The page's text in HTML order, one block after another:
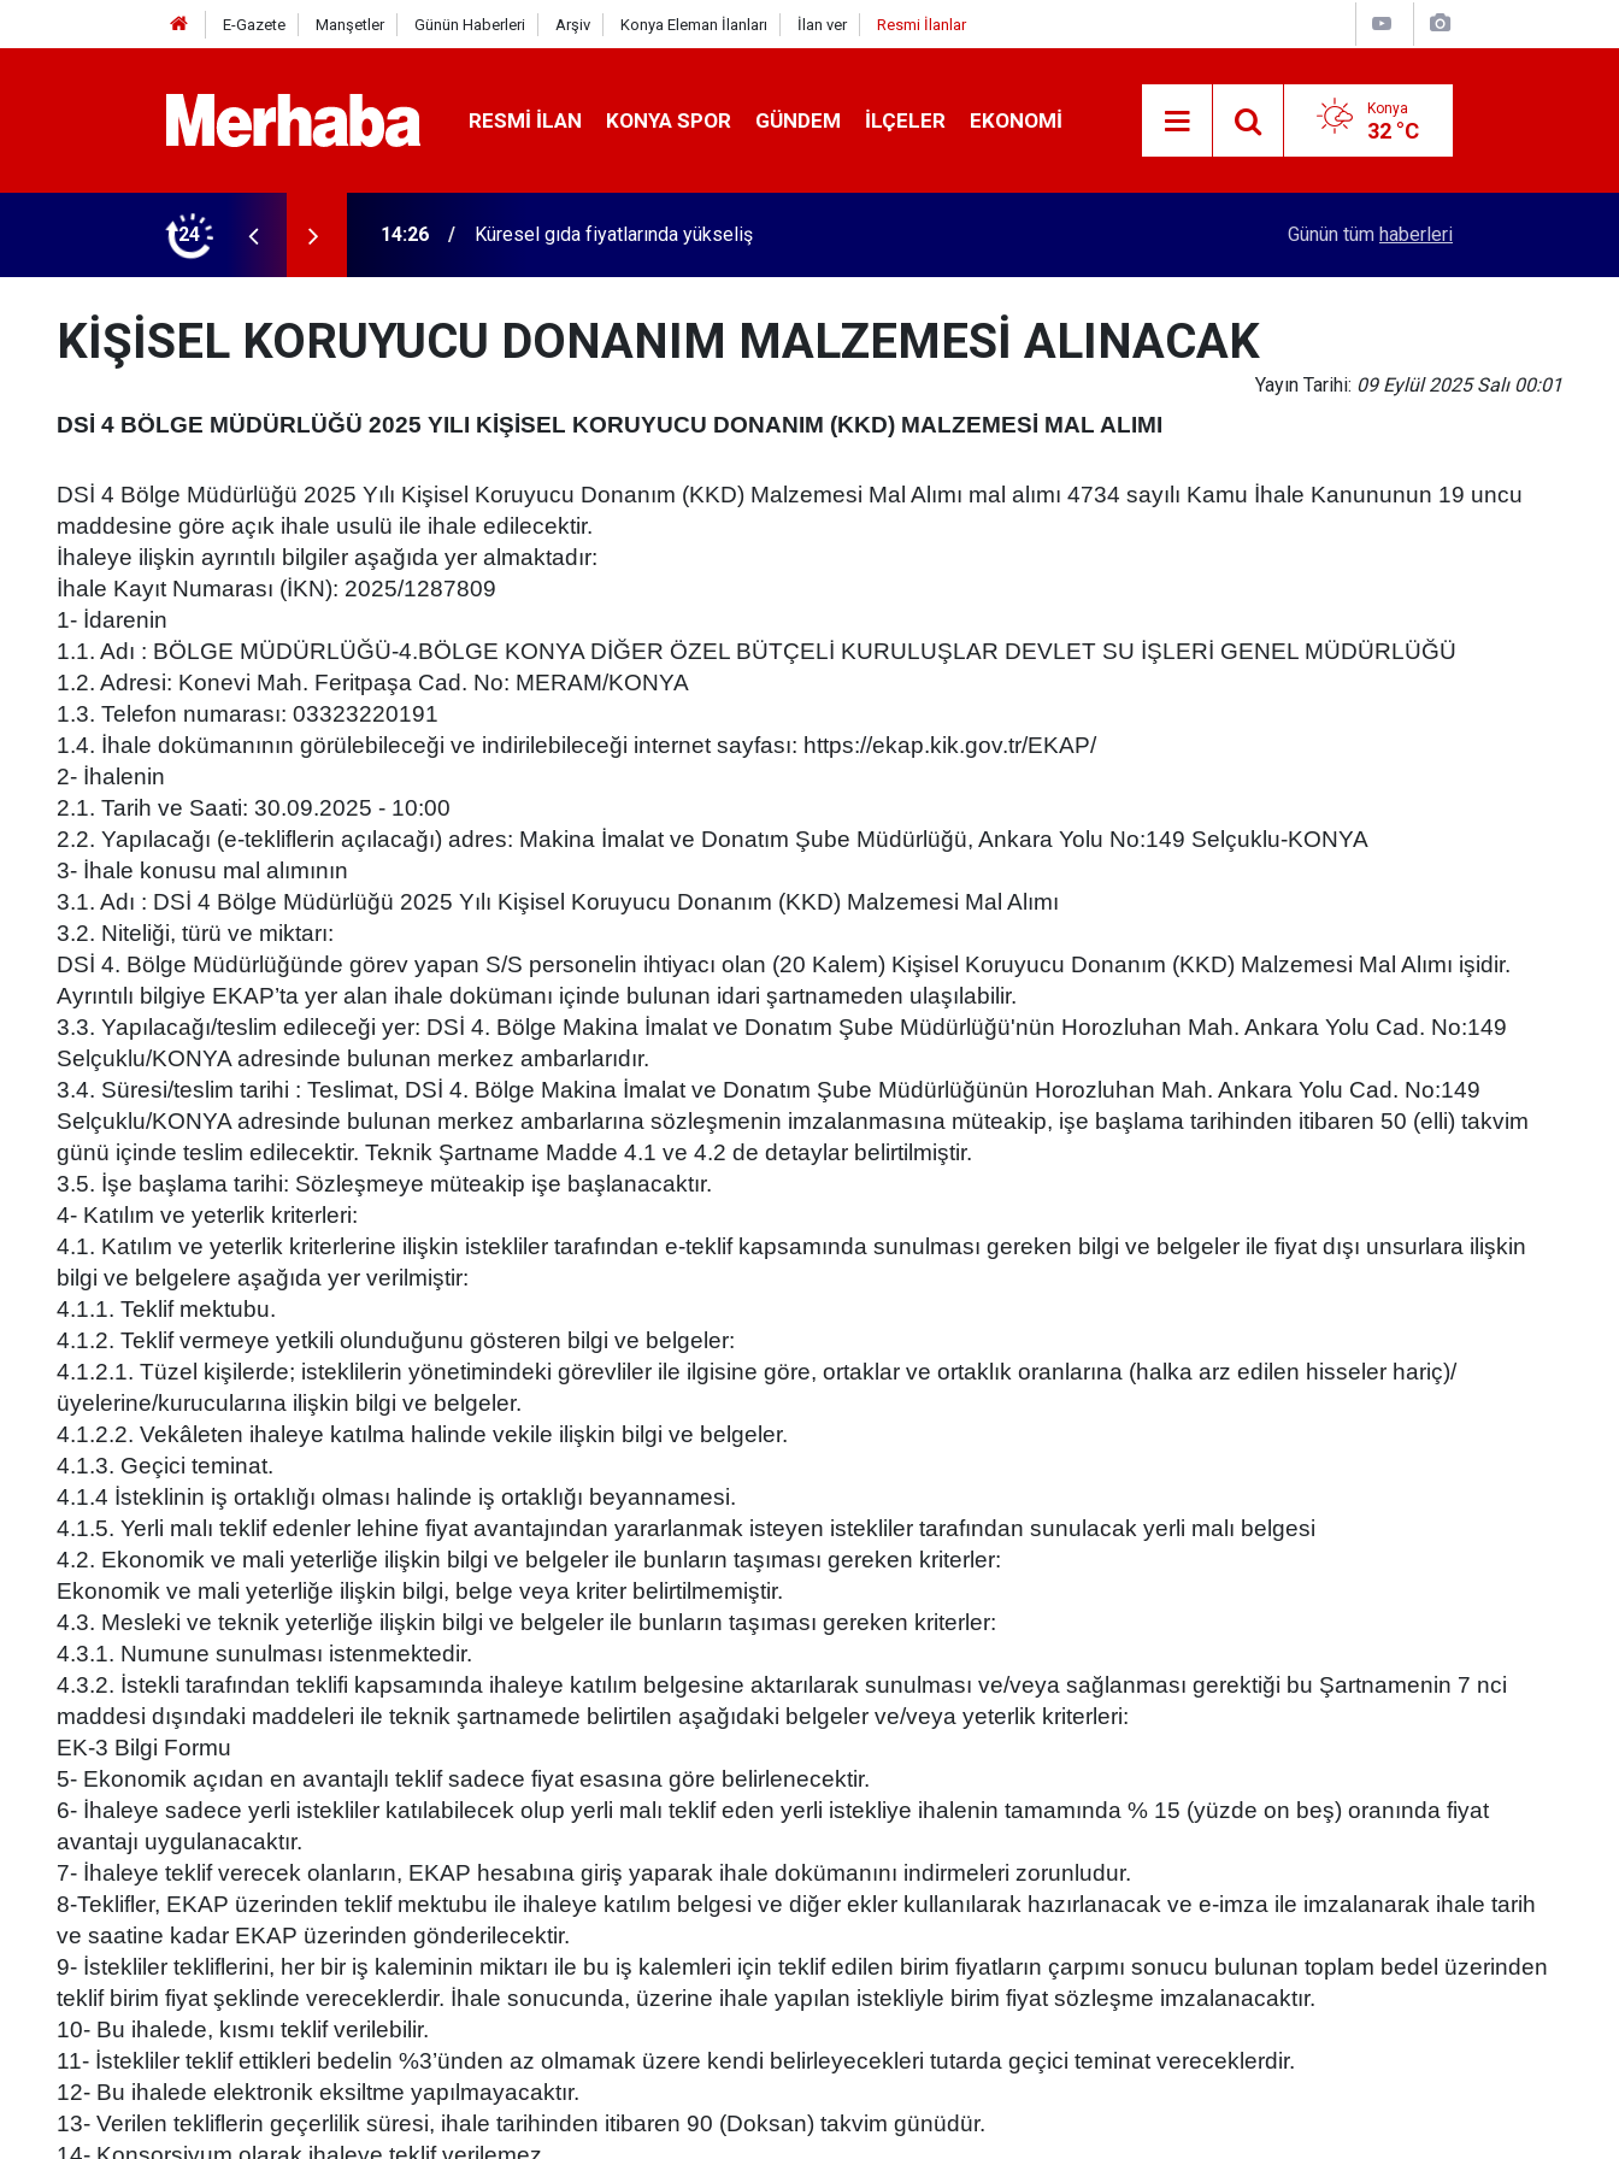
E-Gazete Manşetler Günün Haberleri Arşiv Konya Eleman İlanları İlan ver Resmi İlanlar
RESMI İLAN KONYA SPOR GÜNDEM İLÇELER EKONOMI Konya
32 °C
24 14:26 Küresel gıda fiyatlarında yükseliş Bu nasıl asker eğlencesi? Konya'da 1 kişi
Günün tüm haberleri
KİŞİSEL KORUYUCU DONANIM MALZEMESİ ALINACAK
Yayın Tarihi: 09 Eylül 2025 Salı 00:01
DSİ 4 BÖLGE MÜDÜRLÜĞÜ 2025 YILI KİŞİSEL KORUYUCU DONANIM (KKD) MALZEMESİ MAL ALIMI
DSİ 4 Bölge Müdürlüğü 2025 Yılı Kişisel Koruyucu Donanım (KKD) Malzemesi Mal Alımı mal alımı 4734 sayılı Kamu İhale Kanununun 19 uncu
maddesine göre açık ihale usulü ile ihale edilecektir.
İhaleye ilişkin ayrıntılı bilgiler aşağıda yer almaktadır:
İhale Kayıt Numarası (İKN): 2025/1287809
1- İdarenin
1.1. Adı : BÖLGE MÜDÜRLÜĞÜ-4.BÖLGE KONYA DİĞER ÖZEL BÜTÇELİ KURULUŞLAR DEVLET SU İŞLERİ GENEL MÜDÜRLÜĞÜ
1.2. Adresi: Konevi Mah. Feritpaşa Cad. No: MERAM/KONYA
1.3. Telefon numarası: 03323220191
1.4. İhale dokümanının görülebileceği ve indirilebileceği internet sayfası: https://ekap.kik.gov.tr/EKAP/
2- İhalenin
2.1. Tarih ve Saati: 30.09.2025 - 10:00
2.2. Yapılacağı (e-tekliflerin açılacağı) adres: Makina İmalat ve Donatım Şube Müdürlüğü, Ankara Yolu No:149 Selçuklu-KONYA
3- İhale konusu mal alımının
3.1. Adı : DSİ 4 Bölge Müdürlüğü 2025 Yılı Kişisel Koruyucu Donanım (KKD) Malzemesi Mal Alımı
3.2. Niteliği, türü ve miktarı:
DSİ 4. Bölge Müdürlüğünde görev yapan S/S personelin ihtiyacı olan (20 Kalem) Kişisel Koruyucu Donanım (KKD) Malzemesi Mal Alımı işidir.
Ayrıntılı bilgiye EKAP’ta yer alan ihale dokümanı içinde bulunan idari şartnameden ulaşılabilir.
3.3. Yapılacağı/teslim edileceği yer: DSİ 4. Bölge Makina İmalat ve Donatım Şube Müdürlüğü'nün Horozluhan Mah. Ankara Yolu Cad. No:149
Selçuklu/KONYA adresinde bulunan merkez ambarlarıdır.
3.4. Süresi/teslim tarihi : Teslimat, DSİ 4. Bölge Makina İmalat ve Donatım Şube Müdürlüğünün Horozluhan Mah. Ankara Yolu Cad. No:149
Selçuklu/KONYA adresinde bulunan merkez ambarlarına sözleşmenin imzalanmasına müteakip, işe başlama tarihinden itibaren 50 (elli) takvim
günü içinde teslim edilecektir. Teknik Şartname Madde 4.1 ve 4.2 de detaylar belirtilmiştir.
3.5. İşe başlama tarihi: Sözleşmeye müteakip işe başlanacaktır.
4- Katılım ve yeterlik kriterleri:
4.1. Katılım ve yeterlik kriterlerine ilişkin istekliler tarafından e-teklif kapsamında sunulması gereken bilgi ve belgeler ile fiyat dışı unsurlara ilişkin
bilgi ve belgelere aşağıda yer verilmiştir:
4.1.1. Teklif mektubu.
4.1.2. Teklif vermeye yetkili olunduğunu gösteren bilgi ve belgeler:
4.1.2.1. Tüzel kişilerde; isteklilerin yönetimindeki görevliler ile ilgisine göre, ortaklar ve ortaklık oranlarına (halka arz edilen hisseler hariç)/
üyelerine/kurucularına ilişkin bilgi ve belgeler.
4.1.2.2. Vekâleten ihaleye katılma halinde vekile ilişkin bilgi ve belgeler.
4.1.3. Geçici teminat.
4.1.4 İsteklinin iş ortaklığı olması halinde iş ortaklığı beyannamesi.
4.1.5. Yerli malı teklif edenler lehine fiyat avantajından yararlanmak isteyen istekliler tarafından sunulacak yerli malı belgesi
4.2. Ekonomik ve mali yeterliğe ilişkin bilgi ve belgeler ile bunların taşıması gereken kriterler:
Ekonomik ve mali yeterliğe ilişkin bilgi, belge veya kriter belirtilmemiştir.
4.3. Mesleki ve teknik yeterliğe ilişkin bilgi ve belgeler ile bunların taşıması gereken kriterler:
4.3.1. Numune sunulması istenmektedir.
4.3.2. İstekli tarafından teklifi kapsamında ihaleye katılım belgesine aktarılarak sunulması ve/veya sağlanması gerektiği bu Şartnamenin 7 nci
maddesi dışındaki maddeleri ile teknik şartnamede belirtilen aşağıdaki belgeler ve/veya yeterlik kriterleri:
EK-3 Bilgi Formu
5- Ekonomik açıdan en avantajlı teklif sadece fiyat esasına göre belirlenecektir.
6- İhaleye sadece yerli istekliler katılabilecek olup yerli malı teklif eden yerli istekliye ihalenin tamamında % 15 (yüzde on beş) oranında fiyat
avantajı uygulanacaktır.
7- İhaleye teklif verecek olanların, EKAP hesabına giriş yaparak ihale dokümanını indirmeleri zorunludur.
8-Teklifler, EKAP üzerinden teklif mektubu ile ihaleye katılım belgesi ve diğer ekler kullanılarak hazırlanacak ve e-imza ile imzalanarak ihale tarih
ve saatine kadar EKAP üzerinden gönderilecektir.
9- İstekliler tekliflerini, her bir iş kaleminin miktarı ile bu iş kalemleri için teklif edilen birim fiyatların çarpımı sonucu bulunan toplam bedel üzerinden
teklif birim fiyat şeklinde vereceklerdir. İhale sonucunda, üzerine ihale yapılan istekliyle birim fiyat sözleşme imzalanacaktır.
10- Bu ihalede, kısmı teklif verilebilir.
11- İstekliler teklif ettikleri bedelin %3’ünden az olmamak üzere kendi belirleyecekleri tutarda geçici teminat vereceklerdir.
12- Bu ihalede elektronik eksiltme yapılmayacaktır.
13- Verilen tekliflerin geçerlilik süresi, ihale tarihinden itibaren 90 (Doksan) takvim günüdür.